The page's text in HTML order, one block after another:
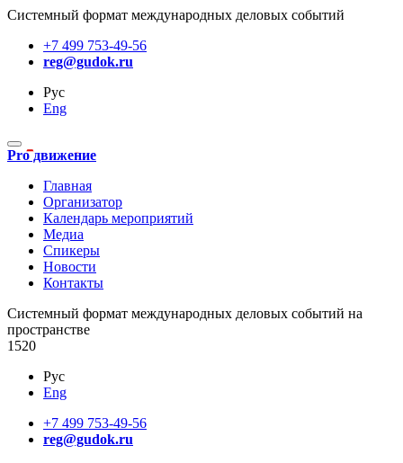
Системный формат международных деловых событий
+7 499 753-49-56
reg@gudok.ru
Рус
Eng
Pro движение
Главная
Организатор
Календарь мероприятий
Медиа
Спикеры
Новости
Контакты
Cистемный формат международных деловых событий на
пространстве
1520
Рус
Eng
+7 499 753-49-56
reg@gudok.ru